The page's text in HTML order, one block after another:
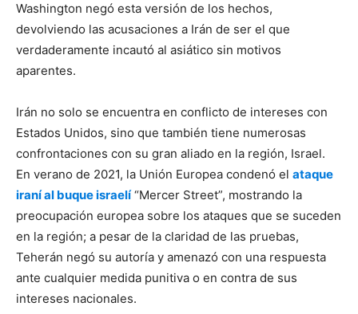
Washington negó esta versión de los hechos,
devolviendo las acusaciones a Irán de ser el que
verdaderamente incautó al asiático sin motivos
aparentes.
Irán no solo se encuentra en conflicto de intereses con
Estados Unidos, sino que también tiene numerosas
confrontaciones con su gran aliado en la región, Israel.
En verano de 2021, la Unión Europea condenó el ataque
iraní al buque israelí“Mercer Street”, mostrando la
preocupación europea sobre los ataques que se suceden
en la región; a pesar de la claridad de las pruebas,
Teherán negó su autoría y amenazó con una respuesta
ante cualquier medida punitiva o en contra de sus
intereses nacionales.